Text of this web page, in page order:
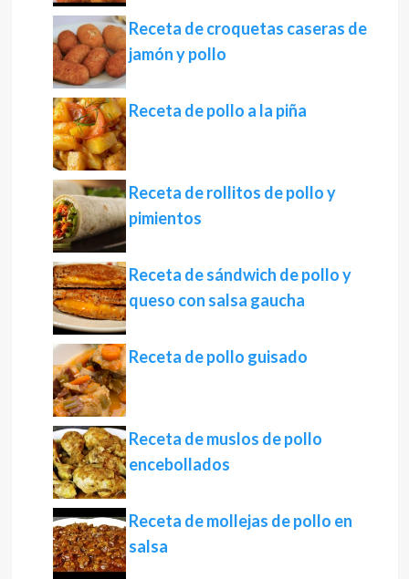
Receta de croquetas caseras de
jamón y pollo
Receta de pollo a la piña
Receta de rollitos de pollo y
pimientos
Receta de sándwich de pollo y
queso con salsa gaucha
Receta de pollo guisado
Receta de muslos de pollo
encebollados
Receta de mollejas de pollo en
salsa